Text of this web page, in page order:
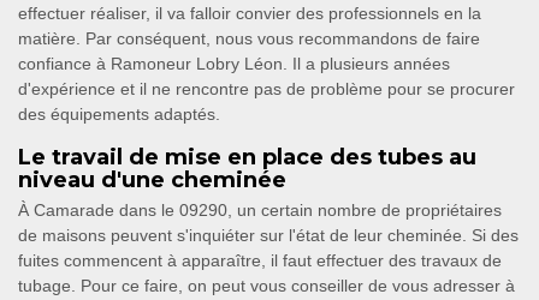
effectuer réaliser, il va falloir convier des professionnels en la
matière. Par conséquent, nous vous recommandons de faire
confiance à Ramoneur Lobry Léon. Il a plusieurs années
d'expérience et il ne rencontre pas de problème pour se procurer
des équipements adaptés.
Le travail de mise en place des tubes au
niveau d'une cheminée
À Camarade dans le 09290, un certain nombre de propriétaires
de maisons peuvent s'inquiéter sur l'état de leur cheminée. Si des
fuites commencent à apparaître, il faut effectuer des travaux de
tubage. Pour ce faire, on peut vous conseiller de vous adresser à